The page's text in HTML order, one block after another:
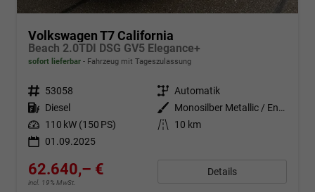
Volkswagen T7 California
Beach 2.0TDI DSG GV5 Elegance+
sofort lieferbar Fahrzeug mit Tageszulassung
Fahrzeugnr. 53058 Getriebe Automatik
Kraftstoff Diesel Außenfarbe
Monosilber Metallic / Energeticorange Metallic
Leistung 110 kW (150 PS) Kilometerstand
10 km
01.09.2025
62.640,– €
incl. 19% MwSt.
Details